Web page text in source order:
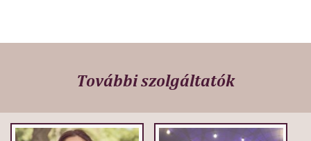
További szolgáltatók